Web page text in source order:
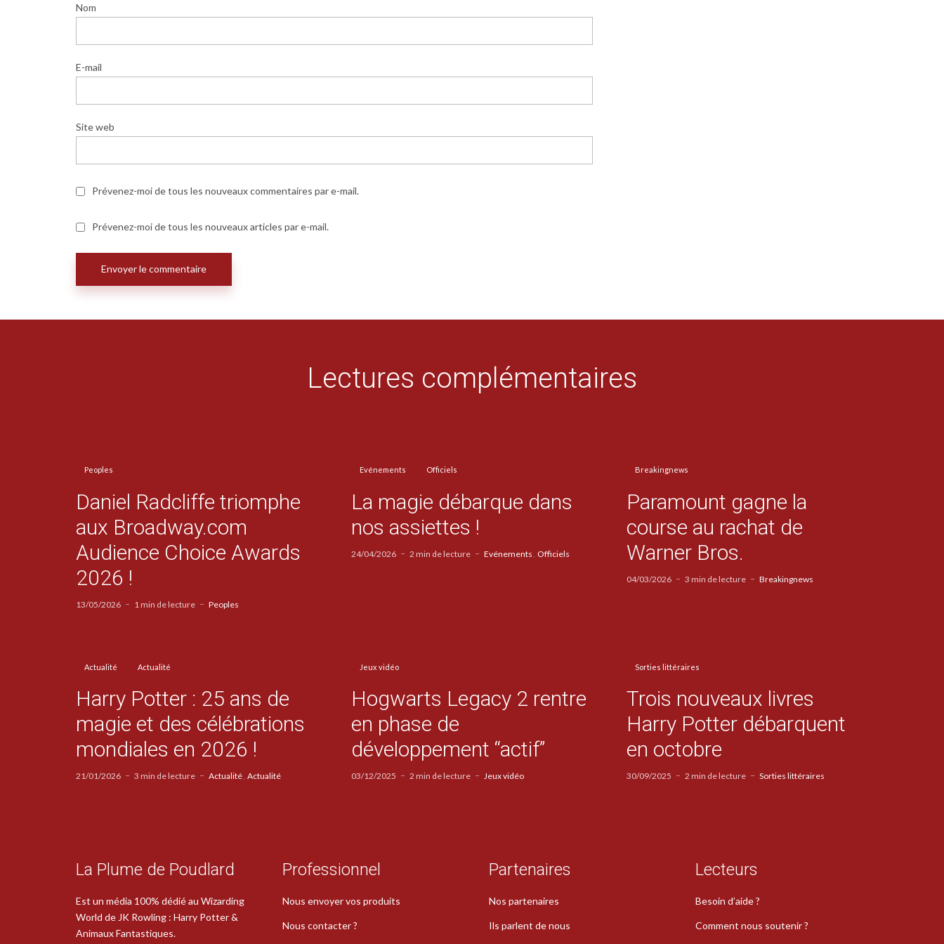
Nom
E-mail
Site web
Prévenez-moi de tous les nouveaux commentaires par e-mail.
Prévenez-moi de tous les nouveaux articles par e-mail.
Lectures complémentaires
Peoples
Daniel Radcliffe triomphe
aux Broadway.com
Audience Choice Awards
2026 !
13/05/2026 1 min de lecture Peoples
Evénements Officiels
La magie débarque dans
nos assiettes !
24/04/2026 2 min de lecture Evénements Officiels
Breakingnews
Paramount gagne la
course au rachat de
Warner Bros.
04/03/2026 3 min de lecture Breakingnews
Actualité Actualité
Harry Potter : 25 ans de
magie et des célébrations
mondiales en 2026 !
21/01/2026 3 min de lecture Actualité Actualité
Jeux vidéo
Hogwarts Legacy 2 rentre
en phase de
développement “actif”
03/12/2025 2 min de lecture Jeux vidéo
Sorties littéraires
Trois nouveaux livres
Harry Potter débarquent
en octobre
30/09/2025 2 min de lecture Sorties littéraires
La Plume de Poudlard
Est un média 100% dédié au Wizarding
World de JK Rowling : Harry Potter &
Animaux Fantastiques.
Professionnel
Nous envoyer vos produits
Nous contacter ?
Partenaires
Nos partenaires
Ils parlent de nous
Lecteurs
Besoin d’aide ?
Comment nous soutenir ?